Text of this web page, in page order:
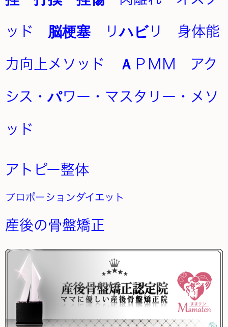
アトピー整体
プロポーションダイエット
産後の骨盤矯正